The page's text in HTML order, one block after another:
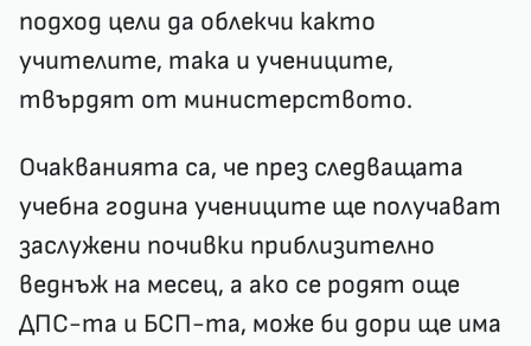
подход цели да облекчи както
учителите, така и учениците,
твърдят от министерството.
Очакванията са, че през следващата
учебна година учениците ще получават
заслужени почивки приблизително
веднъж на месец, а ако се родят още
ДПС-та и БСП-та, може би дори ще има